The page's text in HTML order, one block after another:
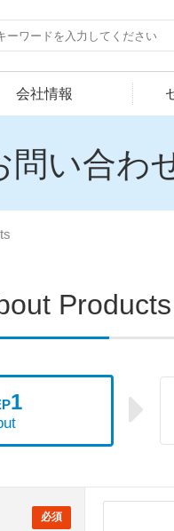
会社情報
問い合わ
Products
1